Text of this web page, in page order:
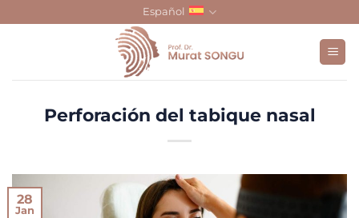
Español
Perforación del tabique nasal
28
Jan